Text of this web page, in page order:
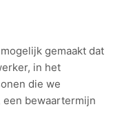
gemaakt dat
in het
die we
bewaartermijn